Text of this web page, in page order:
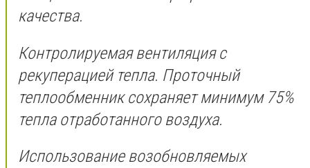
качества.
Контролируемая вентиляция с
рекуперацией тепла. Проточный
теплообменник сохраняет минимум 75%
тепла отработанного воздуха.
Использование возобновляемых